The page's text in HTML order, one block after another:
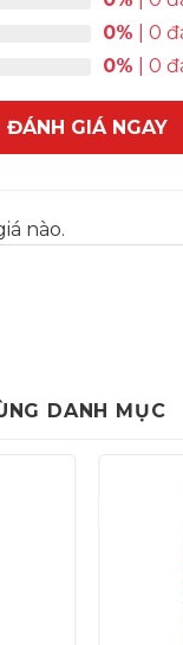
với Trà, Cà phê
mới lạ cho các
nghiệm độc đáo
0% | 0
0% | 0
ĐÁNH GIÁ NGAY
nào.
DANH MỤC